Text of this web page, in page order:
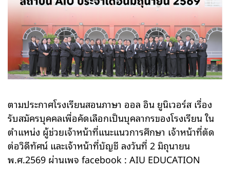
ตามประกาศโรงเรียนสอนภาษา ออล อิน ยูนิเวอร์ส เรื่อง
รับสมัครบุคคลเพื่อคัดเลือกเป็นบุคลากรของโรงเรียน ใน
ตำแหน่ง ผู้ช่วยเจ้าหน้าที่แนะแนวการศึกษา เจ้าหน้าที่ตัด
ต่อวิดีทัศน์ และเจ้าหน้าที่บัญชี ลงวันที่ 2 มิถุนายน
พ.ศ.2569 ผ่านเพจ facebook : AIU EDUCATION